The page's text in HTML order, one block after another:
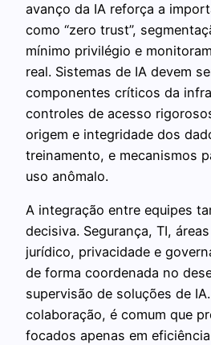
avanço da IA reforça a
como “zero trust”,
mínimo privilégio e
real. Sistemas de IA devem
componentes críticos da
controles de acesso
origem e integridade dos
treinamento, e mecanismos
uso anômalo.
A integração entre equipes
decisiva. Segurança, TI,
jurídico, privacidade e
de forma coordenada no
supervisão de soluções de
colaboração, é comum que
focados apenas em